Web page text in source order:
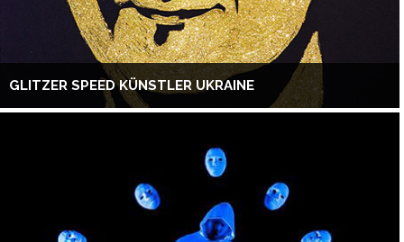
GLITZER SPEED KÜNSTLER UKRAINE